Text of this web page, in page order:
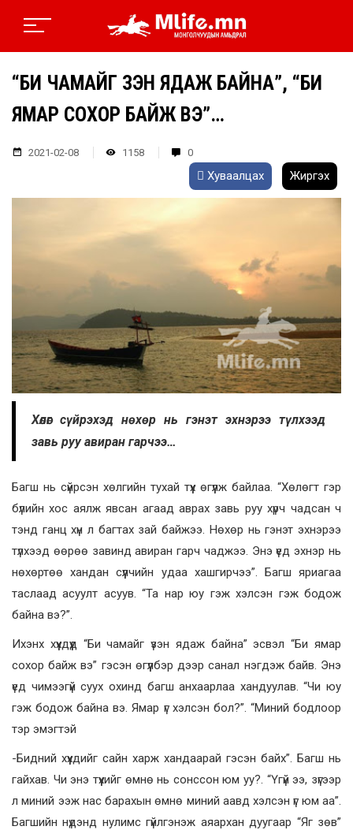
“БИ ЧАМАЙГ ҮЗЭН ЯДАЖ БАЙНА”, “БИ
ЯМАР СОХОР БАЙЖ ВЭ”…
2021-02-08 1158 0
Хуваалцах Жиргэх
Хѳлѳг сүйрэхэд нөхөр нь гэнэт эхнэрээ түлхээд
завь руу авиран гарчээ…
Багш нь сүйрсэн хөлгийн тухай түүх өгүүлж байлаа. “Хөлөгт гэр
бүлийн хос аялж явсан агаад аврах завь руу хүрч чадсан ч
тэнд ганц хүн л багтах зай байжээ. Нөхөр нь гэнэт эхнэрээ
түлхээд өөрөө завинд авиран гарч чаджээ. Энэ үед эхнэр нь
нөхөртөө хандан сүүлчийн удаа хашгирчээ”. Багш яриагаа
таслаад асуулт асуув. “Та нар юу гэж хэлсэн гэж бодож
байна вэ?”.
Ихэнх хүүхдүүд “Би чамайг үзэн ядаж байна” эсвэл “Би ямар
сохор байж вэ” гэсэн өгүүлбэр дээр санал нэгдэж байв. Энэ
үед чимээгүй суух охинд багш анхаарлаа хандуулав. “Чи юу
гэж бодож байна вэ. Ямар үг хэлсэн бол?”. “Миний бодлоор
тэр эмэгтэй
-Бидний хүүхдийг сайн харж хандаарай гэсэн байх”. Багш нь
гайхав. Чи энэ түүхийг өмнө нь сонссон юм уу?. “Үгүй ээ, зүгээр
л миний ээж нас барахын өмнө миний аавд хэлсэн үг юм аа”.
Багшийн нүдэнд нулимс гүйлгэнэж аяархан дуугаар “Яг зөв”